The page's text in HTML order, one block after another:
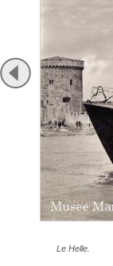
Le Helle.